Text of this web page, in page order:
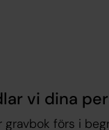
vi dina
förs i